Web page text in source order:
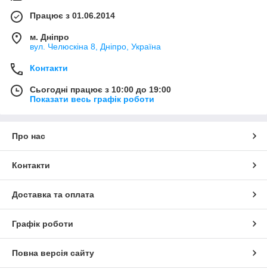
Працює з 01.06.2014
м. Дніпро
вул. Челюскіна 8, Дніпро, Україна
Контакти
Сьогодні працює з 10:00 до 19:00
Показати весь графік роботи
Про нас
Контакти
Доставка та оплата
Графік роботи
Повна версія сайту